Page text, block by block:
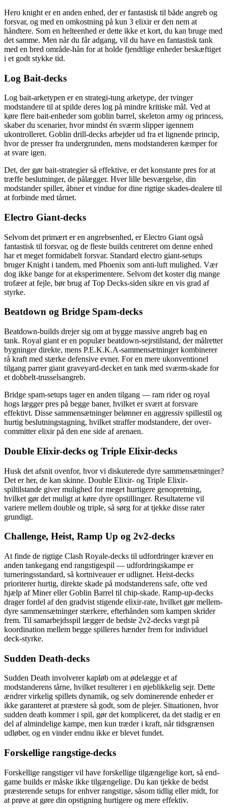
Hero knight er en anden enhed, der er fantastisk til både angreb og
forsvar, og med en omkostning på kun 3 elixir er den nem at
håndtere. Som en helteenhed er dette ikke et kort, du kan bruge med
det samme. Men når du får adgang, vil du have en fantastisk tank
med en bred område-hån for at holde fjendtlige enheder beskæftiget
i et godt stykke tid.
Log Bait-decks
Log bait-arketypen er en strategi-tung arketype, der tvinger
modstandere til at spilde deres log på mindre kritiske mål. Ved at
køre flere bait-enheder som goblin barrel, skeleton army og princess,
skaber du scenarier, hvor mindst én sværm slipper igennem
ukontrolleret. Goblin drill-decks arbejder ud fra et lignende princip,
hvor de presser fra undergrunden, mens modstanderen kæmper for
at svare igen.
Det, der gør bait-strategier så effektive, er det konstante pres for at
træffe beslutninger, de pålægger. Hver lille besværgelse, din
modstander spiller, åbner et vindue for dine rigtige skades-dealere til
at forbinde med tårnet.
Electro Giant-decks
Selvom det primært er en angrebsenhed, er Electro Giant også
fantastisk til forsvar, og de fleste builds centreret om denne enhed
har et meget formidabelt forsvar. Standard electro giant-setups
bruger Knight i tandem, med Phoenix som anti-luft mulighed. Vær
dog ikke bange for at eksperimentere. Selvom det koster dig mange
trofæer at fejle, bør brug af Top Decks-siden sikre en vis grad af
styrke.
Beatdown og Bridge Spam-decks
Beatdown-builds drejer sig om at bygge massive angreb bag en
tank. Royal giant er en populær beatdown-sejrstilstand, der målretter
bygninger direkte, mens P.E.K.K.A-sammensætninger kombinerer
rå kraft med stærke defensive evner. For en mere ukonventionel
tilgang parrer giant graveyard-decket en tank med sværm-skade for
et dobbelt-trusselsangreb.
Bridge spam-setups tager en anden tilgang — ram rider og royal
hogs lægger pres på begge baner, hvilket er svært at forsvare
effektivt. Disse sammensætninger belønner en aggressiv spillestil og
hurtig beslutningstagning, hvilket straffer modstandere, der over-
committer elixir på den ene side af arenaen.
Double Elixir-decks og Triple Elixir-decks
Husk det afsnit ovenfor, hvor vi diskuterede dyre sammensætninger?
Det er her, de kan skinne. Double Elixir- og Triple Elixir-
spiltilstande giver mulighed for meget hurtigere genopretning,
hvilket gør det muligt at køre dyre opstillinger. Resultaterne vil
variere mellem double og triple, så sørg for at tjekke disse rater
grundigt.
Challenge, Heist, Ramp Up og 2v2-decks
At finde de rigtige Clash Royale-decks til udfordringer kræver en
anden tankegang end rangstigespil — udfordringskampe er
turneringsstandard, så kortniveauer er udlignet. Heist-decks
prioriterer hurtig, direkte skade på modstanderens safe, ofte ved
hjælp af Miner eller Goblin Barrel til chip-skade. Ramp-up-decks
drager fordel af den gradvist stigende elixir-rate, hvilket gør mellem-
dyre sammensætninger stærkere, efterhånden som kampen skrider
frem. Til samarbejdsspil lægger de bedste 2v2-decks vægt på
koordination mellem begge spilleres hænder frem for individuel
deck-styrke.
Sudden Death-decks
Sudden Death involverer kapløb om at ødelægge et af
modstanderens tårne, hvilket resulterer i en øjeblikkelig sejr. Dette
ændrer virkelig spillets dynamik, og selv dominerende enheder er
ikke garanteret at præstere så godt, som de plejer. Situationen, hvor
sudden death kommer i spil, gør det kompliceret, da det stadig er en
del af almindelige kampe, men kun træder i kraft, når tidsgrænsen
udløber, og en vinder endnu ikke er blevet fundet.
Forskellige rangstige-decks
Forskellige rangstiger vil have forskellige tilgængelige kort, så end-
game builds er måske ikke tilgængelige. Du kan tjekke de bedst
præsterende setups for enhver rangstige, såsom tidlig eller midt, for
at prøve at gøre din opstigning hurtigere og mere effektiv.